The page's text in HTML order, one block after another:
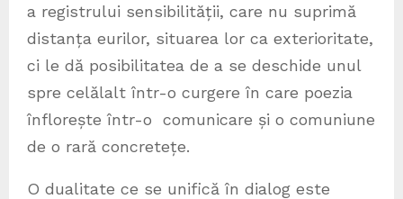
a registrului sensibilității, care nu suprimă
distanța eurilor, situarea lor ca exterioritate,
ci le dă posibilitatea de a se deschide unul
spre celălalt într-o curgere în care poezia
înflorește într-o comunicare și o comuniune
de o rară concretețe.
O dualitate ce se unifică în dialog este